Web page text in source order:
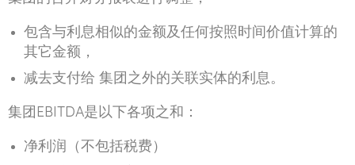
包含与利息相似的金额及任何按照时间价值计算的
其它金额，
减去支付给 集团之外的关联实体的利息。
集团EBITDA是以下各项之和：
净利润（不包括税费）